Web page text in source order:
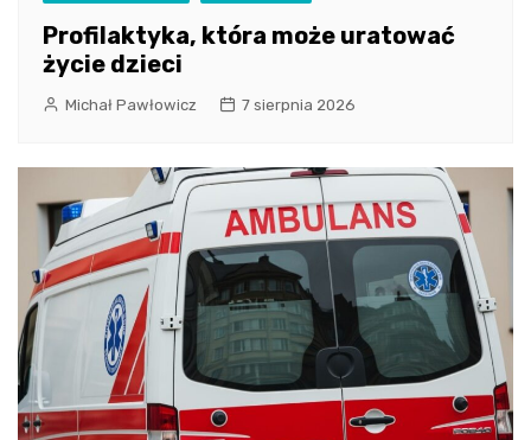
Profilaktyka, która może uratować
życie dzieci
Michał Pawłowicz 7 sierpnia 2026